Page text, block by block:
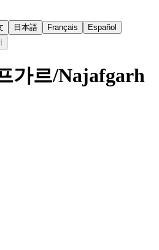
日本語 Français
Español
가르/Najafgarh